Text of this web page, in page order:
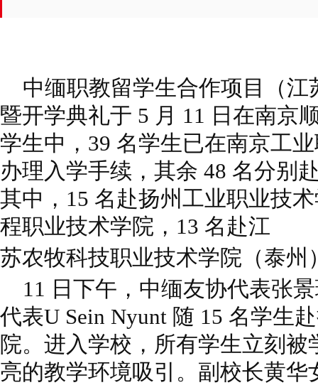
中缅职教留学生合作项目（江
暨开学典礼于 5 月 11 日在南京
学生中， 39 名学生已在南京工
办理入学手续， 其余 48 名分别
其中，15 名赴扬州工业职业技
程职业技术学院，13 名赴江
苏农牧科技职业技术学院（泰州
11 日下午，中缅友协代表张
代表U Sein Nyunt 随 15 名学生
院。进入学校，所有学生立刻被
亮的教学环境吸引。副校长黄华